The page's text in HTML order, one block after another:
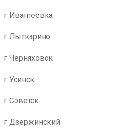
г Ивантеевка
г Лыткарино
г Черняховск
г Усинск
г Советск
г Дзержинский